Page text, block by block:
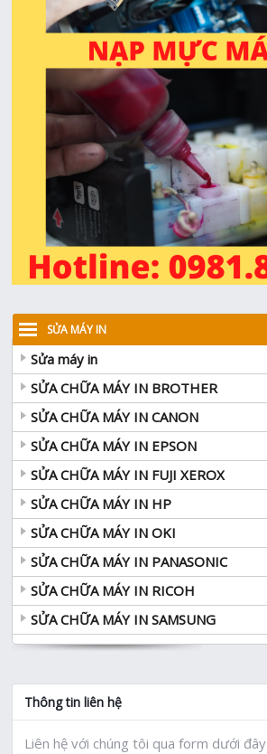
SỬA MÁY IN
Sửa máy in
SỬA CHỮA MÁY IN BROTHER
SỬA CHỮA MÁY IN CANON
SỬA CHỮA MÁY IN EPSON
SỬA CHỮA MÁY IN FUJI XEROX
SỬA CHỮA MÁY IN HP
SỬA CHỮA MÁY IN OKI
SỬA CHỮA MÁY IN PANASONIC
SỬA CHỮA MÁY IN RICOH
SỬA CHỮA MÁY IN SAMSUNG
Thông tin liên hệ
Liên hệ với chúng tôi qua form dưới đây